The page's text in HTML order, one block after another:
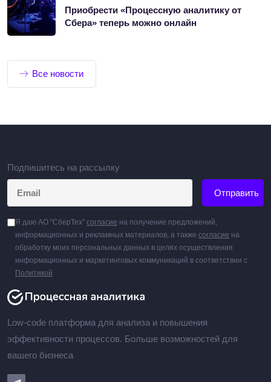
Приобрести «Процессную аналитику от
Сбера» теперь можно онлайн
Все новости
Подпишитесь на рассылку
Отправить
Я даю АО "СберТех" согласие на получение предложений,
информационных и рекламных материалов, а также согласие на
обработку моих персональных данных в целях осуществления
информационных и маркетинговых коммуникаций в соответствии с
Политикой
Low-code платформа для анализа и повышения
эффективности процессов. Больше возможностей для
вашего бизнеса